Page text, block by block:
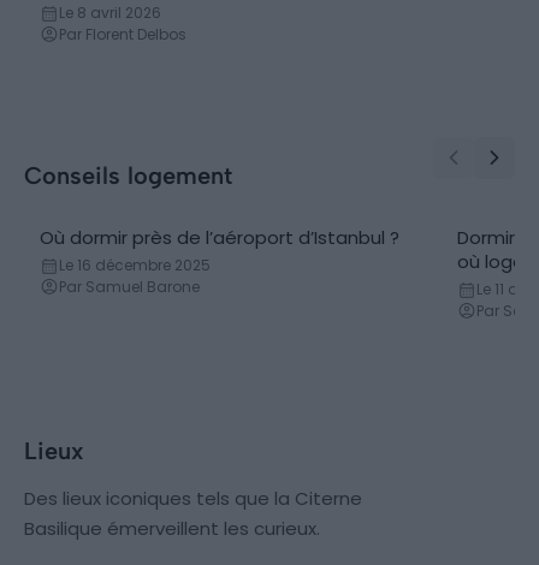
Le 8 avril 2026
Par Florent Delbos
Conseils logement
Où dormir près de l’aéroport d’Istanbul ?
Le 16 décembre 2025
Par Samuel Barone
Dormir
où loger
Le 11
Par
Lieux
Des lieux iconiques tels que la Citerne
Basilique émerveillent les curieux.